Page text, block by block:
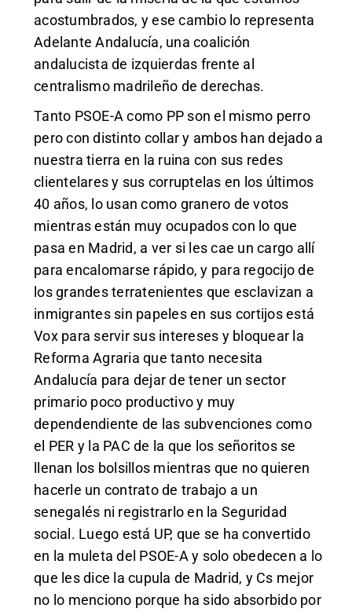
acostumbrados, y ese cambio lo representa
Adelante Andalucía, una coalición
andalucista de izquierdas frente al
centralismo madrileño de derechas.
Tanto PSOE-A como PP son el mismo perro
pero con distinto collar y ambos han dejado a
nuestra tierra en la ruina con sus redes
clientelares y sus corruptelas en los últimos
40 años, lo usan como granero de votos
mientras están muy ocupados con lo que
pasa en Madrid, a ver si les cae un cargo allí
para encalomarse rápido, y para regocijo de
los grandes terratenientes que esclavizan a
inmigrantes sin papeles en sus cortijos está
Vox para servir sus intereses y bloquear la
Reforma Agraria que tanto necesita
Andalucía para dejar de tener un sector
primario poco productivo y muy
dependendiente de las subvenciones como
el PER y la PAC de la que los señoritos se
llenan los bolsillos mientras que no quieren
hacerle un contrato de trabajo a un
senegalés ni registrarlo en la Seguridad
social. Luego está UP, que se ha convertido
en la muleta del PSOE-A y solo obedecen a lo
que les dice la cupula de Madrid, y Cs mejor
no lo menciono porque ha sido absorbido por